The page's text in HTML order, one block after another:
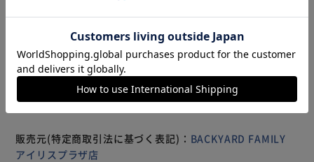
ポケットもあり、貴重品の収納にも。 デザインのアクセン
トに。 合皮でトリミングされたルーポケット付き。スマホ
などサッとだしたいものの指定席。ファスナー開閉でパスケ
ースなどの収納にも。 汚れが気になりにくいポリエステル
素材の内生地。 キレイなインナーカラーで細かな荷物も見
さ調整が可能なショルダー付きで、トートバッグ・ショルダ
ーバッグの2wayで使えます。 用途に合わせて手持ち、肩掛
※製品は予告なく仕様を変更する場合がございます。あらか
じめご了承ください。
販売元(特定商取引法に基づく表記)： BACKYARD FAMILY
アイリスプラザ店